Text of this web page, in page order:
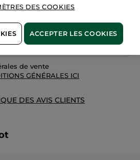
de vente
GÉNÉRALES ICI
DES AVIS CLIENTS
DES COOKIES
ACCEPTER LES COOKIES